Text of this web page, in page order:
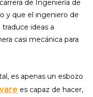
de Ingeniería de
y que el ingeniero de
ideas a
casi mecánica para
es apenas un esbozo
es capaz de hacer,